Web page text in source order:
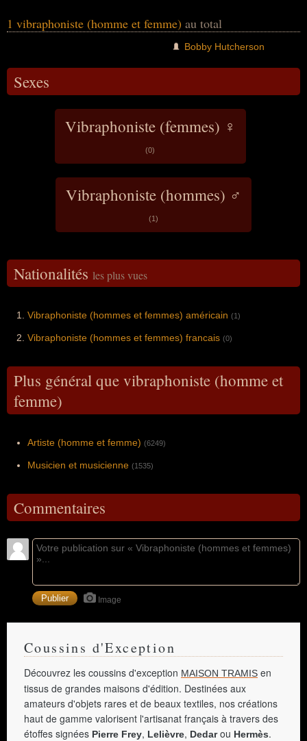
1 vibraphoniste (homme et femme) au total
Bobby Hutcherson
Sexes
Vibraphoniste (femmes) ♀
(0)
Vibraphoniste (hommes) ♂
(1)
Nationalités les plus vues
Vibraphoniste (hommes et femmes) américain (1)
Vibraphoniste (hommes et femmes) francais (0)
Plus général que vibraphoniste (homme et
femme)
Artiste (homme et femme) (6249)
Musicien et musicienne (1535)
Commentaires
Image
Coussins d'Exception
Découvrez les coussins d'exception MAISON TRAMIS en
tissus de grandes maisons d'édition. Destinées aux
amateurs d'objets rares et de beaux textiles, nos créations
haut de gamme valorisent l'artisanat français à travers des
étoffes signées Pierre Frey, Lelièvre, Dedarou Hermès.